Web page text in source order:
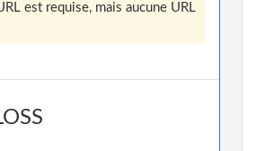
est requise, mais aucune URL